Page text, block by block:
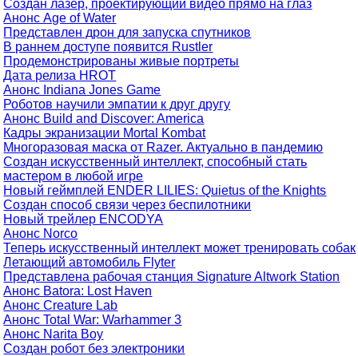
Создан лазер, проектирующий видео прямо на глаз
Анонс Age of Water
Представлен дрон для запуска спутников
В раннем доступе появится Rustler
Продемонстрированы живые портреты
Дата релиза HROT
Анонс Indiana Jones Game
Роботов научили эмпатии к друг другу
Анонс Build and Discover: America
Кадры экранизации Mortal Kombat
Многоразовая маска от Razer. Актуально в пандемию
Создан искусственный интеллект, способный стать
мастером в любой игре
Новый геймплей ENDER LILIES: Quietus of the Knights
Создан способ связи через беспилотники
Новый трейлер ENCODYA
Анонс Norco
Теперь искусственный интеллект может тренировать собак
Летающий автомобиль Flyter
Представлена рабочая станция Signature Altwork Station
Анонс Batora: Lost Haven
Анонс Creature Lab
Анонс Total War: Warhammer 3
Анонс Narita Boy
Создан робот без электроники